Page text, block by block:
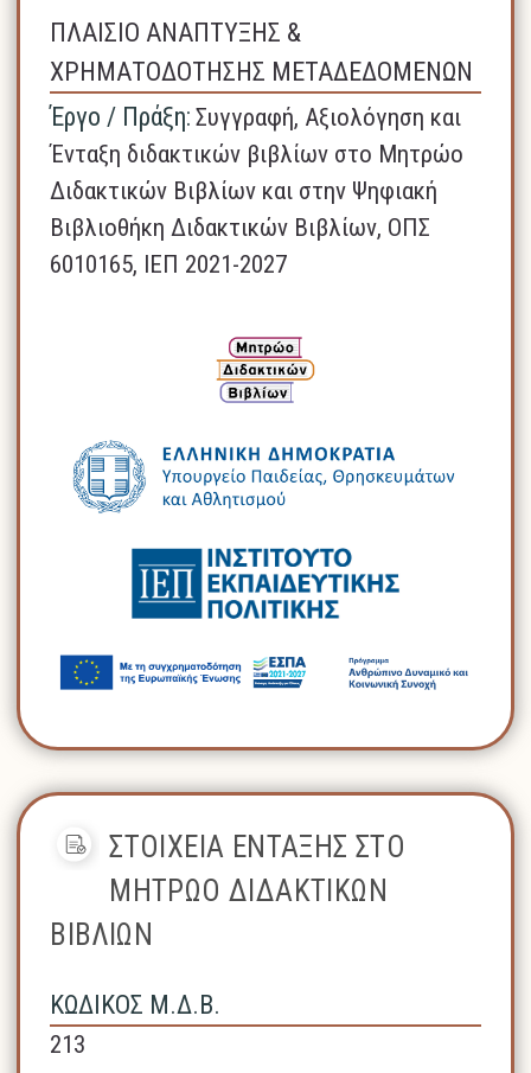
ΠΛΑΙΣΙΟ ΑΝΑΠΤΥΞΗΣ &
ΧΡΗΜΑΤΟΔΟΤΗΣΗΣ ΜΕΤΑΔΕΔΟΜΕΝΩΝ
Έργο / Πράξη: Συγγραφή, Αξιολόγηση και
Ένταξη διδακτικών βιβλίων στο Μητρώο
Διδακτικών Βιβλίων και στην Ψηφιακή
Βιβλιοθήκη Διδακτικών Βιβλίων, ΟΠΣ
6010165, ΙΕΠ 2021-2027
ΣΤΟΙΧΕΙΑ ΕΝΤΑΞΗΣ ΣΤΟ
ΜΗΤΡΩΟ ΔΙΔΑΚΤΙΚΩΝ
ΒΙΒΛΙΩΝ
ΚΩΔΙΚΟΣ Μ.Δ.Β.
213